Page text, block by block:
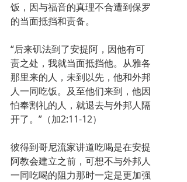
饭，因与福音的真理不合遭到保罗
的当面抵挡和责备。
“后来矶法到了安提阿，因他有可
责之处，我就当面抵挡他。从雅各
那里来的人，未到以先，他和外邦
人一同吃饭。及至他们来到，他因
怕奉割礼的人，就退去与外邦人隔
开了。”（加2:11-12）
彼得到哥尼流家讲道吃喝是在安提
阿教会建立之前，可想不与外邦人
一同吃喝的阻力那时一定是更加强